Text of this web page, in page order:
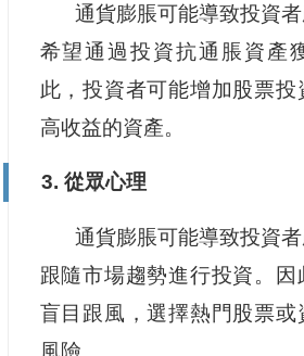
通貨膨脹可能導致投資者
希望通過投資抗通脹資產
此，投資者可能增加股票投
高收益的資產。
3. 從眾心理
通貨膨脹可能導致投資者
跟隨市場趨勢進行投資。
盲目跟風，選擇熱門股票或
風險。